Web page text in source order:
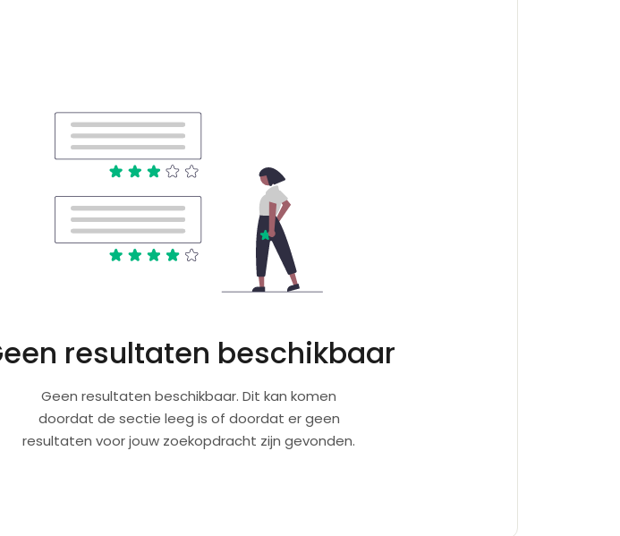
resultaten beschikbaar
Geen resultaten beschikbaar. Dit kan komen
doordat de sectie leeg is of doordat er geen
resultaten voor jouw zoekopdracht zijn gevonden.